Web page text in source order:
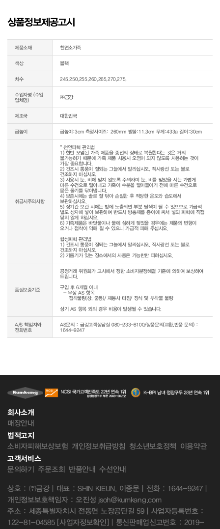
상품정보제공고시
제품소재 천연소가죽
색상 블랙
치수 245,250,255,260,265,270,275,
수입자명 (수입
업체명)
㈜금강
제조국 대한민국
굽높이 굽높이:3cm 측정사이즈: 260mm 발볼:11.3cm 무게:433g 길이:30cm
취급시주의사항
* 천연피혁 관리법
1) 한번 오염된 가죽 제품을 종전의 상태로 복원한다는 것은 거의
불가능하기 때문에 가죽 제품 사용시 오염이 되지 않도록 사용하는 것이
가장 중요합니다.
2) 건조시 통풍이 잘되는 그늘에서 말리십시오. 직사광선 또는 불로
건조하지 마십시오.
3) 사용시 눈, 비에 맞지 않도록 주의하며 눈, 비를 맞았을 시는 가볍게
마른 수건으로 털어내고 가죽이 수분을 빨아들이기 전에 마른 수건으로
묻은 물기를 닦아냅니다.
4) 보존시에는 솔로 잘 닦아 손질한 후 적당한 온도와 습도에서
보관하십시오.
5) 장기간 보관 시에는 빛에 노출되면 부분 탈색이 될 수 있으므로 가급적
별도 상자에 넣어 보관하며 반드시 방충제를 종이에 싸서 넣되 피혁에 직접
닿지 않게 하십시오.
6) 가죽제품은 바닷물이나 물에 심하게 젖었을 경우에는 제품의 변형이
오거나 접착이 약해 질 수 있으니 가급적 피해 주십시오.
합성피혁 관리법
1) 건조시 통풍이 잘되는 그늘에서 말리십시오. 직사광선 또는 불로
건조하지 마십시오.
2) 기름기가 있는 장소에서의 사용은 가능한한 피하십시오.
품질보증기준
공정거래 위원회가 고시에서 정한 소비자분쟁해결 기준에 의하여 보상하여
드립니다.
구입 후 6개월 이내
  - 무상 AS 항목
상기 AS 항목 외의 경우 비용이 발생될 수 있습니다.
A/S 책임자와
전화번호
AS문의 : 금강고객상담실 080-233-8100/상품문의(교환,반품 문의) :
1644-9247
회사소개
매장안내
법적고지
소비자피해보상보험 개인정보취급방침 청소년보호정책 이용약관
고객서비스
문의하기 주문조회 반품안내 수선안내
상호 : ㈜금강 | 대표 : SHIN KIEUN, 이종문 | 전화 : 1644-9247 |
개인정보보호책임자 : 오진성 jsoh@kumkang.com
주소 : 세종특별자치시 전동면 노장공단길 59 | 사업자등록번호 :
122-81-04585 [사업자정보확인] | 통신판매업신고번호 : 2019-